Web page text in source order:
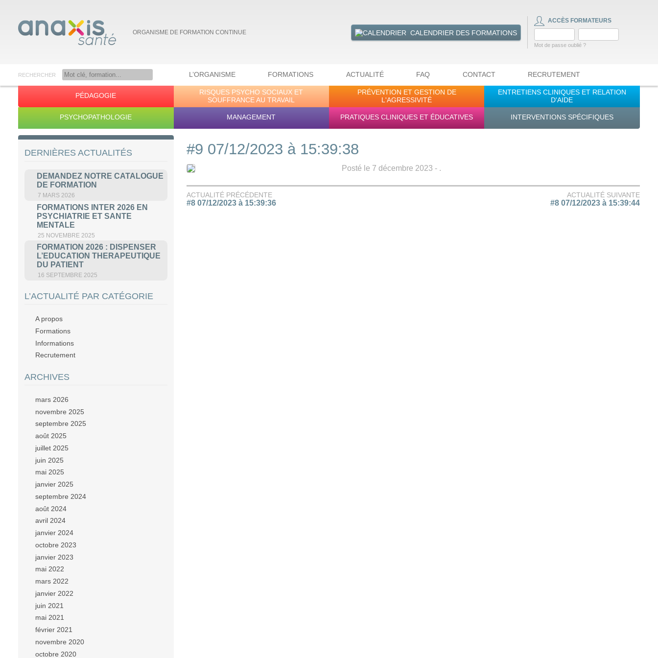
ORGANISME DE FORMATION CONTINUE CALENDRIER DES FORMATIONS
ACCÈS FORMATEURS
Mot de passe oublié ?
RECHERCHER L’ORGANISME FORMATIONS ACTUALITÉ FAQ CONTACT RECRUTEMENT
PÉDAGOGIE
RISQUES PSYCHO SOCIAUX ET
SOUFFRANCE AU TRAVAIL
PRÉVENTION ET GESTION DE
L'AGRESSIVITÉ
ENTRETIENS CLINIQUES ET RELATION
D'AIDE
PSYCHOPATHOLOGIE MANAGEMENT PRATIQUES CLINIQUES ET ÉDUCATIVES INTERVENTIONS SPÉCIFIQUES
#9 07/12/2023 à 15:39:38
Posté le 7 décembre 2023 - .
ACTUALITÉ PRÉCÉDENTE
#8 07/12/2023 à 15:39:36
ACTUALITÉ SUIVANTE
#8 07/12/2023 à 15:39:44
DERNIÈRES ACTUALITÉS
DEMANDEZ NOTRE CATALOGUE
DE FORMATION
7 MARS 2026
FORMATIONS INTER 2026 EN
PSYCHIATRIE ET SANTE
MENTALE
25 NOVEMBRE 2025
FORMATION 2026 : DISPENSER
L’EDUCATION THERAPEUTIQUE
DU PATIENT
16 SEPTEMBRE 2025
L’ACTUALITÉ PAR CATÉGORIE
A propos
Formations
Informations
Recrutement
ARCHIVES
mars 2026
novembre 2025
septembre 2025
août 2025
juillet 2025
juin 2025
mai 2025
janvier 2025
septembre 2024
août 2024
avril 2024
janvier 2024
octobre 2023
janvier 2023
mai 2022
mars 2022
janvier 2022
juin 2021
mai 2021
février 2021
novembre 2020
octobre 2020